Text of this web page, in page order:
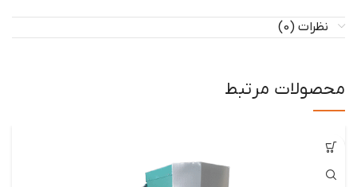
نظرات (0)
محصولات مرتبط